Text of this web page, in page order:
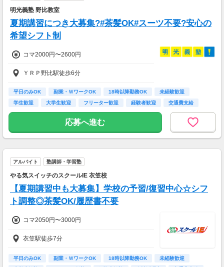
明光義塾 野比教室
夏期講習につき大募集?#茶髪OK#スーツ不要?安心の
希望シフト制
コマ2000円〜2600円
ＹＲＰ野比駅徒歩6分
平日のみOK 副業・ＷワークOK 18時以降勤務OK
未経験歓迎
学生歓迎
大学生歓迎 フリーター歓迎 経験者歓迎 交通費支給
応募へ進む
アルバイト 塾講師・学習塾
やる気スイッチのスクールIE 衣笠校
【夏期講習中も大募集】学校の予習/復習中心☆シフ
ト調整◎茶髪OK/履歴書不要
コマ2050円〜3000円
衣笠駅徒歩7分
平日のみOK 副業・ＷワークOK 18時以降勤務OK
未経験歓迎